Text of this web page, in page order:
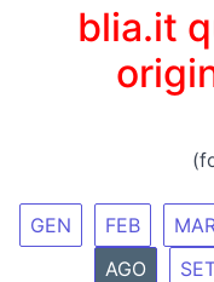
blia.it
GEN FEB
AGO